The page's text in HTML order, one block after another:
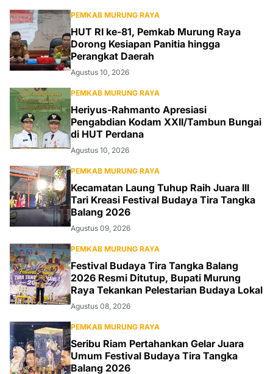
PEMKAB MURUNG RAYA
HUT RI ke-81, Pemkab Murung Raya
Dorong Kesiapan Panitia hingga
Perangkat Daerah
Agustus 10, 2026
PEMKAB MURUNG RAYA
Heriyus-Rahmanto Apresiasi
Pengabdian Kodam XXII/Tambun Bungai
di HUT Perdana
Agustus 10, 2026
PEMKAB MURUNG RAYA
Kecamatan Laung Tuhup Raih Juara III
Tari Kreasi Festival Budaya Tira Tangka
Balang 2026
Agustus 09, 2026
PEMKAB MURUNG RAYA
Festival Budaya Tira Tangka Balang
2026 Resmi Ditutup, Bupati Murung
Raya Tekankan Pelestarian Budaya Lokal
Agustus 08, 2026
PEMKAB MURUNG RAYA
Seribu Riam Pertahankan Gelar Juara
Umum Festival Budaya Tira Tangka
Balang 2026